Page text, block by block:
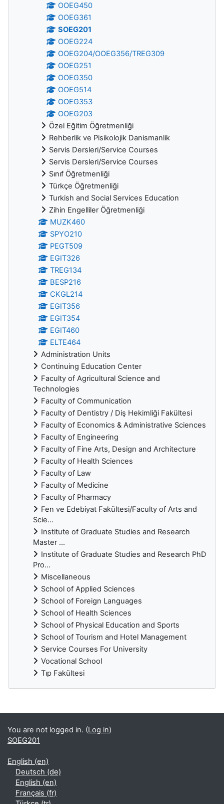
OOEG450
OOEG361
SOEG201
OOEG224
OOEG204/OOEG356/TREG309
OOEG251
OOEG350
OOEG514
OOEG353
OOEG203
Özel Eğitim Öğretmenliği
Rehberlik ve Pisikolojik Danismanlik
Servis Dersleri/Service Courses
Servis Dersleri/Service Courses
Sınıf Öğretmenliği
Türkçe Öğretmenliği
Turkish and Social Services Education
Zihin Engelliler Öğretmenliği
MUZK460
SPYO210
PEGT509
EGIT326
TREG134
BESP216
CKGL214
EGIT356
EGIT354
EGIT460
ELTE464
Administration Units
Continuing Education Center
Faculty of Agricultural Science and
Technologies
Faculty of Communication
Faculty of Dentistry / Diş Hekimliği Fakültesi
Faculty of Economics & Administrative Sciences
Faculty of Engineering
Faculty of Fine Arts, Design and Architecture
Faculty of Health Sciences
Faculty of Law
Faculty of Medicine
Faculty of Pharmacy
Fen ve Edebiyat Fakültesi/Faculty of Arts and
Scie...
Institute of Graduate Studies and Research
Master ...
Institute of Graduate Studies and Research PhD
Pro...
Miscellaneous
School of Applied Sciences
School of Foreign Languages
School of Health Sciences
School of Physical Education and Sports
School of Tourism and Hotel Management
Service Courses For University
Vocational School
Tıp Fakültesi
Supplementary blocks
You are not logged in. (Log in)
SOEG201
English ‎(en)‎
Deutsch ‎(de)‎
English ‎(en)‎
Français ‎(fr)‎